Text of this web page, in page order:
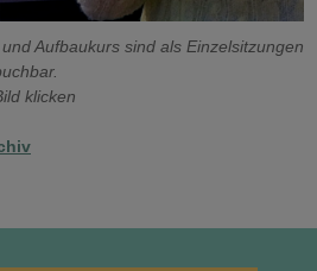
Aufbaukurs sind als Einzelsitzungen
klicken